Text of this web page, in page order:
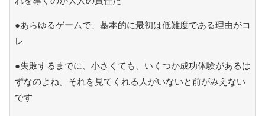
●あらゆるゲームで、基本的に最初は低難度である理由がコ
レ
●失敗するまでに、小さくても、いくつか成功体験があるは
ずなのよね。それを見てくれる人がいないと前がみえない
です